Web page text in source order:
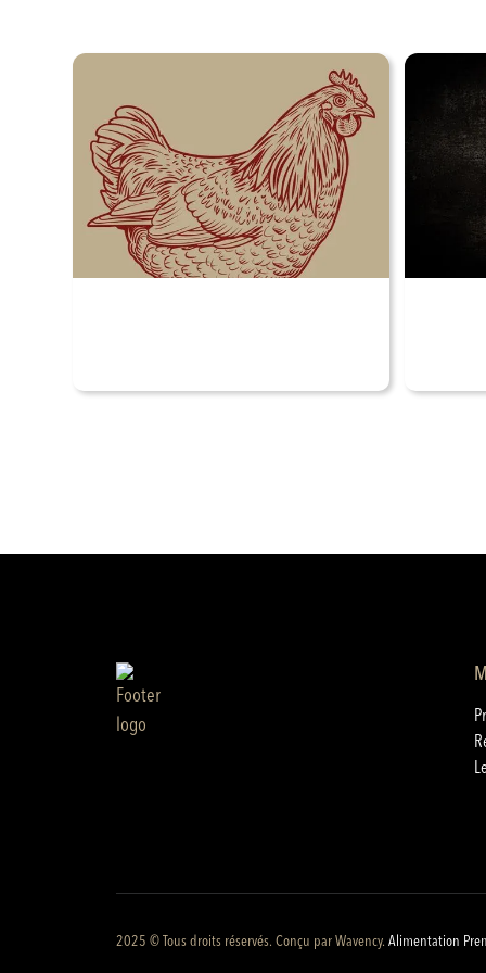
2025 © Tous droits réservés. Conçu parWavency.Alimentation